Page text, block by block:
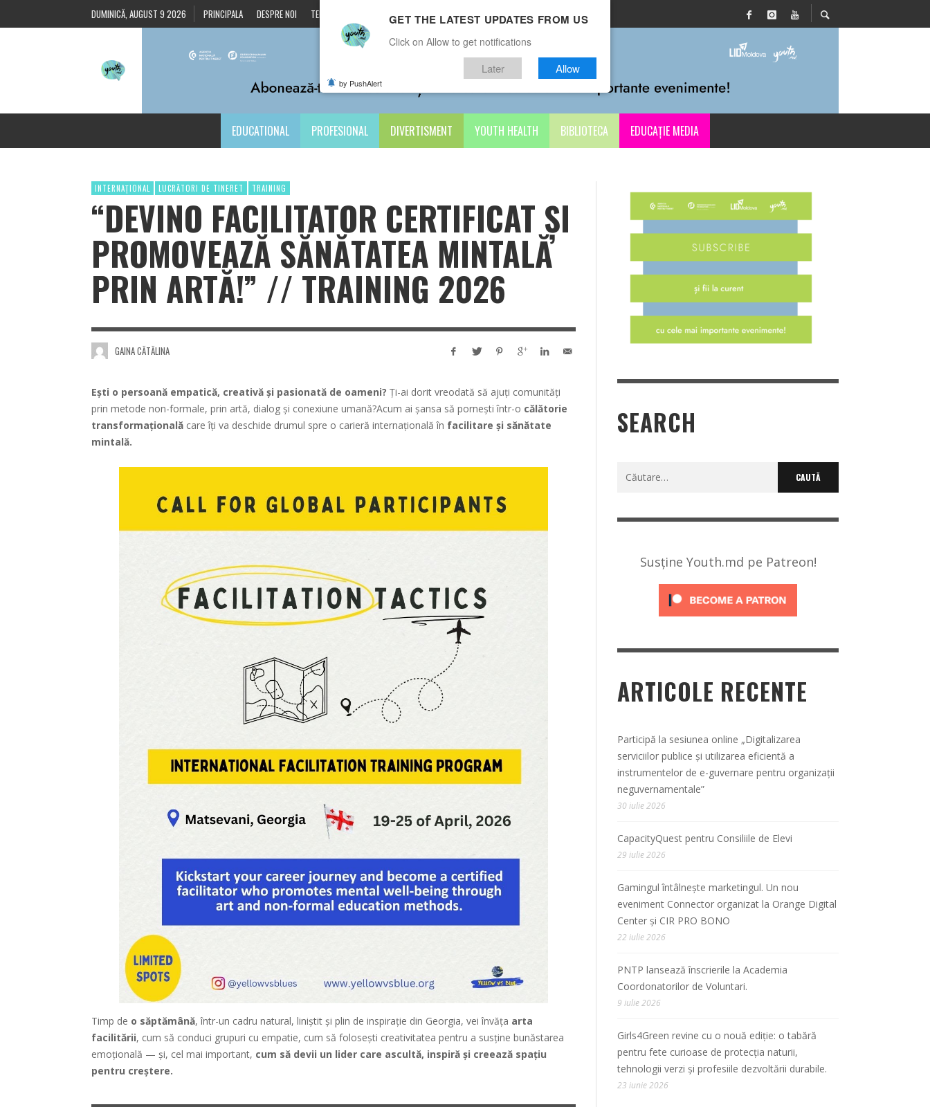
DUMINICĂ, AUGUST 9 2026 PRINCIPALA DESPRE NOI TERMENI ȘI CONDIȚII CONTACTE
EDUCATIONAL PROFESIONAL DIVERTISMENT YOUTH HEALTH BIBLIOTECA EDUCAȚIE MEDIA
INTERNAȚIONAL LUCRĂTORI DE TINERET TRAINING
“DEVINO FACILITATOR CERTIFICAT ȘI
PROMOVEAZĂ SĂNĂTATEA MINTALĂ
PRIN ARTĂ!” // TRAINING 2026
GAINA CĂTĂLINA
Ești o persoană empatică, creativă și pasionată de oameni? Ți-ai dorit vreodată să ajuți comunități
prin metode non-formale, prin artă, dialog și conexiune umană?Acum ai șansa să pornești într-o călătorie
transformațională care îți va deschide drumul spre o carieră internațională în facilitare și sănătate
mintală.
Timp de o săptămână, într-un cadru natural, liniștit și plin de inspirație din Georgia, vei învăța arta
facilitării, cum să conduci grupuri cu empatie, cum să folosești creativitatea pentru a susține bunăstarea
emoțională — și, cel mai important, cum să devii un lider care ascultă, inspiră și creează spațiu
pentru creștere.
SEARCH
Caută
Susține Youth.md pe Patreon!
ARTICOLE RECENTE
Participă la sesiunea online „Digitalizarea
serviciilor publice și utilizarea eficientă a
instrumentelor de e-guvernare pentru organizații
neguvernamentale”
30 iulie 2026
CapacityQuest pentru Consiliile de Elevi
29 iulie 2026
Gamingul întâlnește marketingul. Un nou
eveniment Connector organizat la Orange Digital
Center și CIR PRO BONO
22 iulie 2026
PNTP lansează înscrierile la Academia
Coordonatorilor de Voluntari.
9 iulie 2026
Girls4Green revine cu o nouă ediție: o tabără
pentru fete curioase de protecția naturii,
tehnologii verzi și profesiile dezvoltării durabile.
23 iunie 2026
GET THE LATEST UPDATES FROM US
Click on Allow to get notifications
Later Allow
by PushAlert